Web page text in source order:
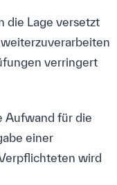
die Lage versetzt
verringert
Aufwand für die
einer
wird